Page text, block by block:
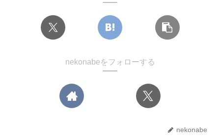
nekonabeをフォローする
nekonabe